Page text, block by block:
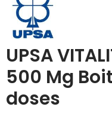
UPSA
500 Mg
doses